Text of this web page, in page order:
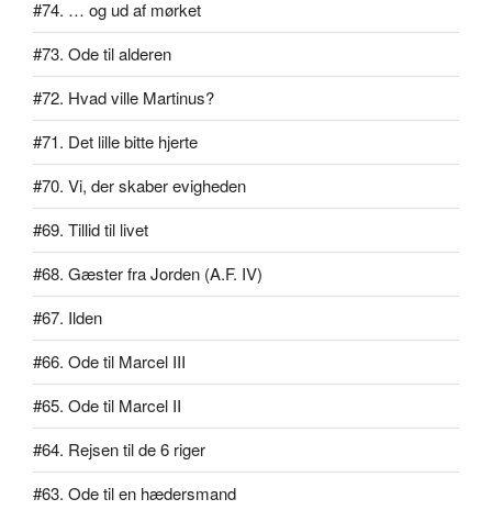
#74. … og ud af mørket
#73. Ode til alderen
#72. Hvad ville Martinus?
#71. Det lille bitte hjerte
#70. Vi, der skaber evigheden
#69. Tillid til livet
#68. Gæster fra Jorden (A.F. IV)
#67. Ilden
#66. Ode til Marcel III
#65. Ode til Marcel II
#64. Rejsen til de 6 riger
#63. Ode til en hædersmand